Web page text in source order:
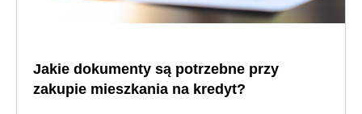
Jakie dokumenty są potrzebne przy
zakupie mieszkania na kredyt?